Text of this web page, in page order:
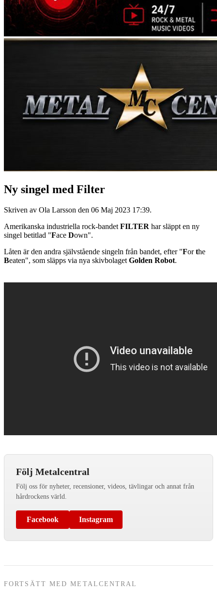
Ny singel med Filter
Skriven av Ola Larsson den 06 Maj 2023 17:39.
Amerikanska industriella rock-bandet FILTER har släppt en ny
singel betitlad "Face Down".
Låten är den andra självstående singeln från bandet, efter "Forthe
Beaten", som släpps via nya skivbolaget Golden Robot.
Följ Metalcentral
Följ oss för nyheter, recensioner, videos, tävlingar och annat från
hårdrockens värld.
Facebook Instagram
FORTSÄTT MED METALCENTRAL